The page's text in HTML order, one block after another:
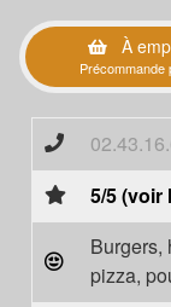
À
Précommande
5/5 (voir
Burgers,
pizza,